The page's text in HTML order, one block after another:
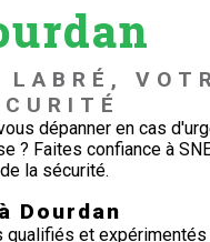
LABRÉ,
dépanner en cas
? Faites confiance à
la sécurité.
Dourdan
et